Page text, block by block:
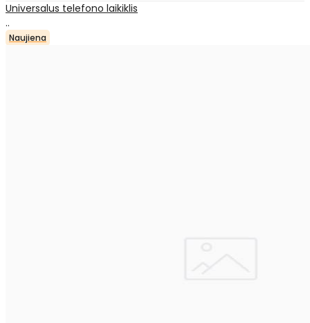
Universalus telefono laikiklis
..
Naujiena